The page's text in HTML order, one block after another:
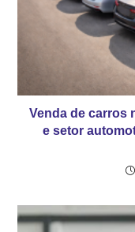
Venda de carros
e setor